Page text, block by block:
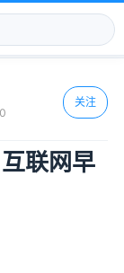
0
关注
联网早